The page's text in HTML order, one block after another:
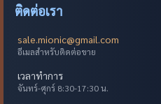
ติดต่อเรา
sale.mionic@gmail.com
อีเมลสำหรับติดต่อขาย
เวลาทำการ
จันทร์-ศุกร์ 8:30-17:30 น.